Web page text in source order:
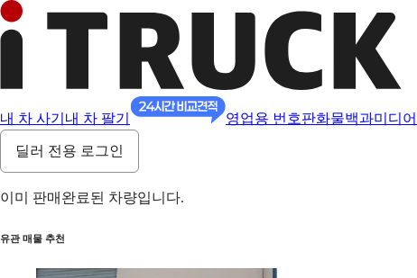
내 차 사기 내 차 팔기 영업용 번호판화물백과미디어
딜러 전용 로그인
이미 판매완료된 차량입니다.
유관 매물 추천